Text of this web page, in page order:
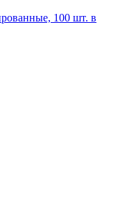
100 шт. в